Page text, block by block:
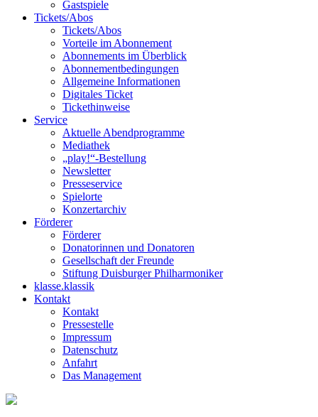
Gastspiele
Tickets/Abos
Tickets/Abos
Vorteile im Abonnement
Abonnements im Überblick
Abonnement­bedingungen
Allgemeine Informationen
Digitales Ticket
Ticket­hinweise
Service
Aktuelle Abendprogramme
Mediathek
„play!“-Bestellung
Newsletter
Presseservice
Spielorte
Konzertarchiv
Förderer
Förderer
Donatorinnen und Donatoren
Gesellschaft der Freunde
Stiftung Duisburger Philharmoniker
klasse.klassik
Kontakt
Kontakt
Pressestelle
Impressum
Datenschutz
Anfahrt
Das Management